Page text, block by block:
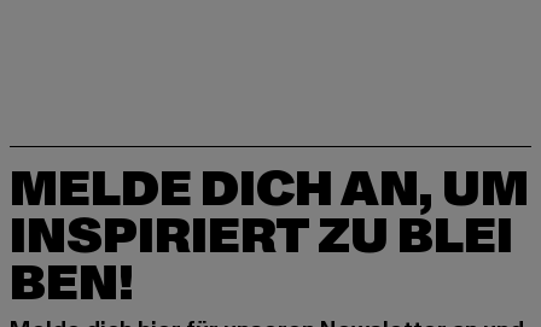
MELDE DICH AN, UM
INSPIRIERT ZU BLEI
BEN!